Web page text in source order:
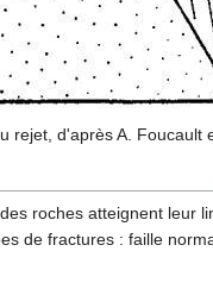
rejet, d'après A. Foucault
roches atteignent leur
de fractures : faille